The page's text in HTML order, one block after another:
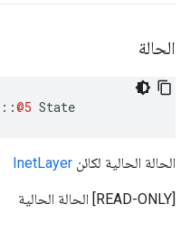
الحالة
::@5 State
الحالة الحالية لكائن InetLayer
[READ-ONLY] الحالة الحالية